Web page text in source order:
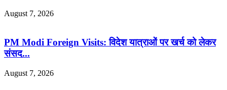
August 7, 2026
PM Modi Foreign Visits: विदेश यात्राओं पर खर्च को लेकर
संसद...
August 7, 2026